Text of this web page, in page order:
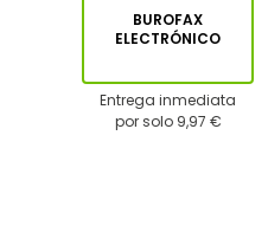
BUROFAX
ELECTRÓNICO
Entrega inmediata
por solo 9,97 €